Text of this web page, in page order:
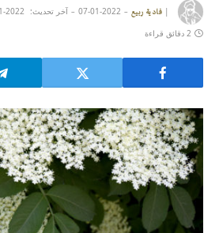
| فادية ربيع 2022-01-07 آخر تحديث: 2022-01-07
2 دقائق قراءة